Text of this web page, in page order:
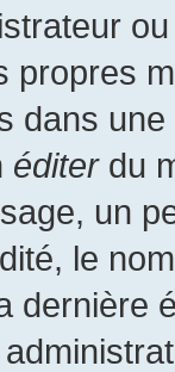
propres
dans
éditerdu
un
le
dernière